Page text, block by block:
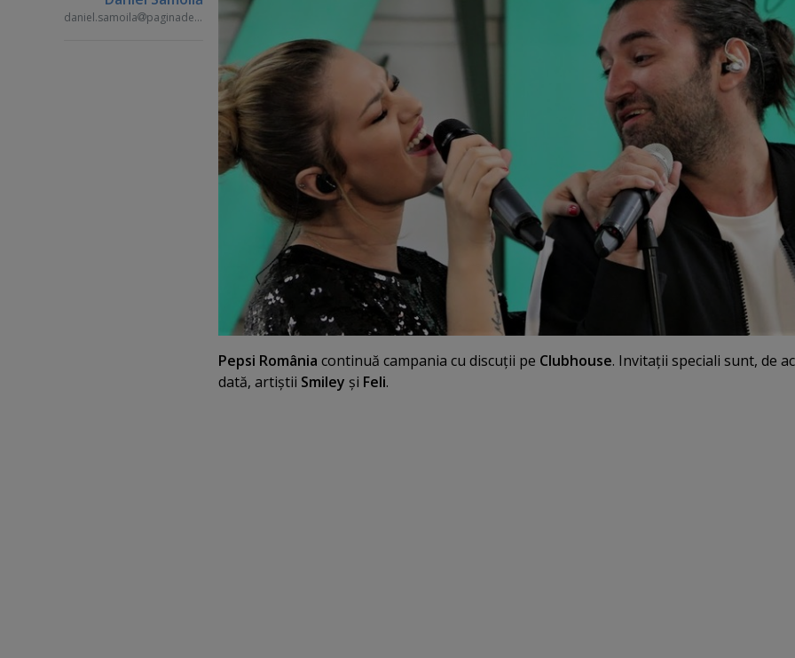
daniel.samoila paginademedia.ro
Pepsi România continuă campania cu discuţii pe Clubhouse. Invitaţii speciali sunt, de
dată, artiştii Smiley şi Feli.